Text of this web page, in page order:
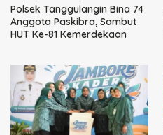
Polsek Tanggulangin Bina 74
Anggota Paskibra, Sambut
HUT Ke-81 Kemerdekaan